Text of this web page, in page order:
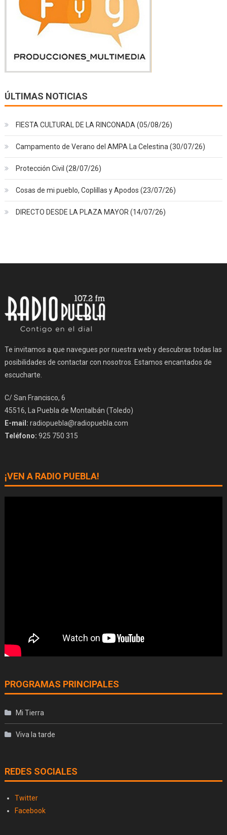
ÚLTIMAS NOTICIAS
FIESTA CULTURAL DE LA RINCONADA (05/08/26)
Campamento de Verano del AMPA La Celestina (30/07/26)
Protección Civil (28/07/26)
Cosas de mi pueblo, Coplillas y Apodos (23/07/26)
DIRECTO DESDE LA PLAZA MAYOR (14/07/26)
Te invitamos a que navegues por nuestra web y descubras todas las
posibilidades de contactar con nosotros. Estamos encantados de
escucharte.
C/ San Francisco, 6
45516, La Puebla de Montalbán (Toledo)
E-mail: radiopuebla@radiopuebla.com
Teléfono: 925 750 315
¡VEN A RADIO PUEBLA!
PROGRAMAS PRINCIPALES
Mi Tierra
Viva la tarde
REDES SOCIALES
Twitter
Facebook